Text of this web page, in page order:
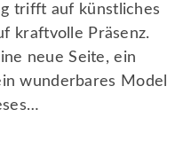
trifft auf künstliches
kraftvolle Präsenz.
neue Seite, ein
wunderbares Model